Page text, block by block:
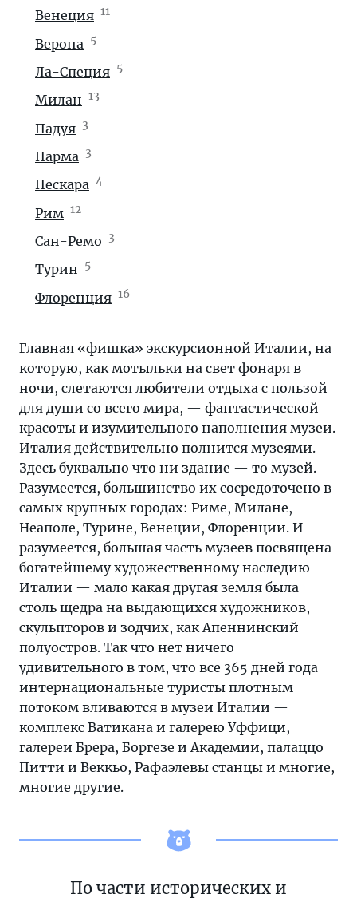
Венеция 11
Верона 5
Ла-Специя 5
Милан 13
Падуя 3
Парма 3
Пескара 4
Рим 12
Сан-Ремо 3
Турин 5
Флоренция 16
Главная «фишка» экскурсионной Италии, на
которую, как мотыльки на свет фонаря в
ночи, слетаются любители отдыха с пользой
для души со всего мира, — фантастической
красоты и изумительного наполнения музеи.
Италия действительно полнится музеями.
Здесь буквально что ни здание — то музей.
Разумеется, большинство их сосредоточено в
самых крупных городах: Риме, Милане,
Неаполе, Турине, Венеции, Флоренции. И
разумеется, большая часть музеев посвящена
богатейшему художественному наследию
Италии — мало какая другая земля была
столь щедра на выдающихся художников,
скульпторов и зодчих, как Апеннинский
полуостров. Так что нет ничего
удивительного в том, что все 365 дней года
интернациональные туристы плотным
потоком вливаются в музеи Италии —
комплекс Ватикана и галерею Уффици,
галереи Брера, Боргезе и Академии, палаццо
Питти и Веккьо, Рафаэлевы станцы и многие,
многие другие.
По части исторических и